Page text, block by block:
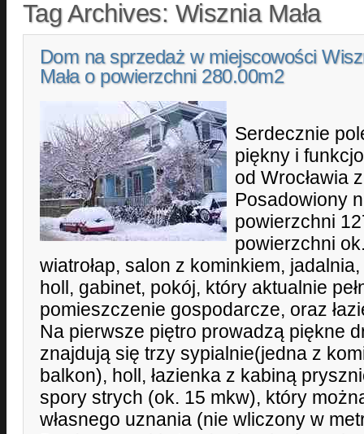
Tag Archives: Wisznia Mała
Dom na sprzedaż w miejscowości
Mała o powierzchni 280.00m2
Serdecznie
piękny i
od Wrocławia
Posadowiony
powierzchni
powierzchni
wiatrołap, salon z kominkiem,
holl, gabinet, pokój, który aktualnie
pomieszczenie gospodarcze, oraz
Na pierwsze piętro prowadzą piękne
znajdują się trzy sypialnie(jedna z
balkon), holl, łazienka z kabiną
spory strych (ok. 15 mkw), który
własnego uznania (nie wliczony w